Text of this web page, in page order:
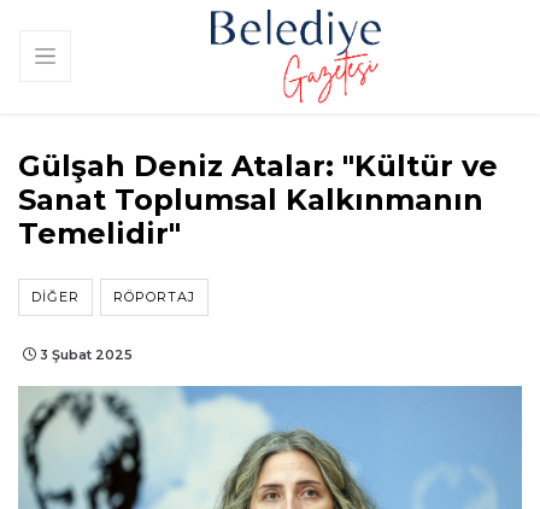
Gülşah Deniz Atalar: "Kültür ve
Sanat Toplumsal Kalkınmanın
Temelidir"
DIĞER RÖPORTAJ
3 Şubat 2025